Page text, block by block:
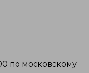
по московскому